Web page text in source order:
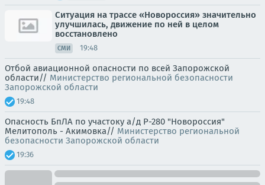
Ситуация на трассе «Новороссия» значительно
улучшилась, движение по ней в целом
восстановлено
СМИ 19:48
Отбой авиационной опасности по всей Запорожской
области// Министерство региональной безопасности
Запорожской области
19:48
Опасность БпЛА по участоку а/д Р-280 "Новороссия"
Мелитополь - Акимовка// Министерство региональной
безопасности Запорожской области
19:36